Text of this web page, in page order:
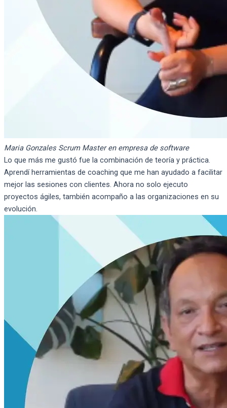
Maria Gonzales Scrum Master en empresa de software
Lo que más me gustó fue la combinación de teoría y práctica.
Aprendí herramientas de coaching que me han ayudado a facilitar
mejor las sesiones con clientes. Ahora no solo ejecuto
proyectos ágiles, también acompaño a las organizaciones en su
evolución.